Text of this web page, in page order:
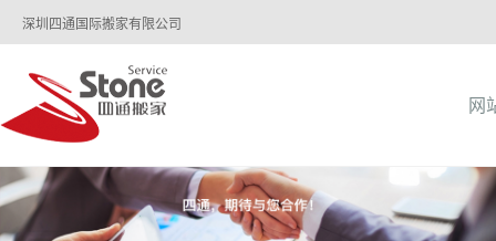
深圳四通国际搬家有限公司
网